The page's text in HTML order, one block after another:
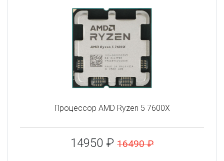
Процессор AMD Ryzen 5 7600X
14950 ₽ 16490 ₽